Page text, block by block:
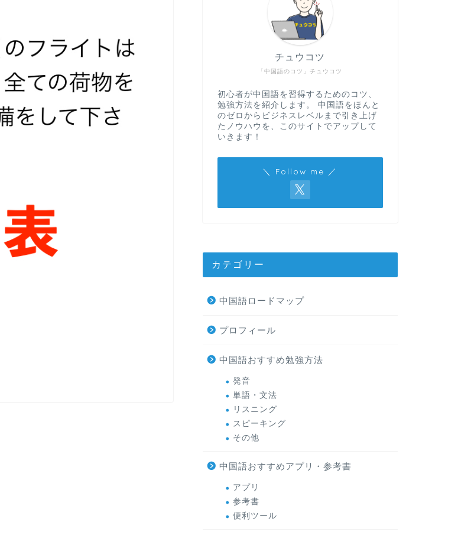
「中国語のコツ」チュウコツ
チュウコツ
初心者が中国語を習得するためのコツ、
勉強方法を紹介します。 中国語をほんと
のゼロからビジネスレベルまで引き上げ
たノウハウを、このサイトでアップして
いきます！
＼ Follow me ／
カテゴリー
中国語ロードマップ
プロフィール
中国語おすすめ勉強方法
発音
単語・文法
リスニング
スピーキング
その他
中国語おすすめアプリ・参考書
アプリ
参考書
便利ツール